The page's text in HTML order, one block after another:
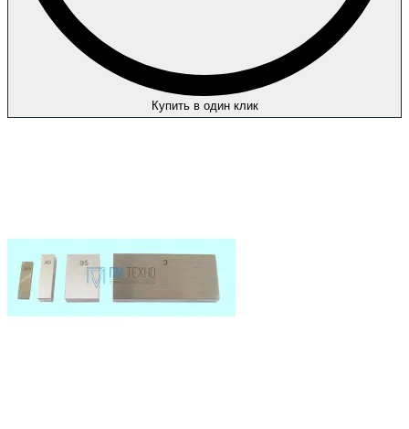
Купить в один клик